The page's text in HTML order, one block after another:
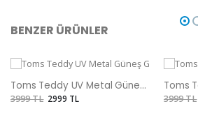
BENZER ÜRÜNLER
Toms Teddy UV Metal Güneş Gözlüğü
3999 TL 2999 TL 3999 TL